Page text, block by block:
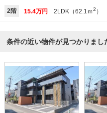
2階 15.4万円 2LDK（62.1ｍ2 ）
条件の近い物件が見つかりまし